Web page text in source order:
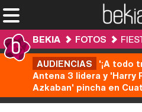
BEKIA FOTOS
AUDIENCIAS '¡A todo
Antena 3 lidera y
Azkaban' pincha en